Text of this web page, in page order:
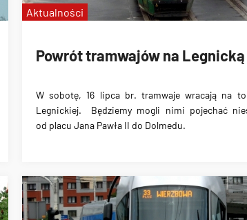
Powrót tramwajów na Legnicką
W sobotę,16 lipca br. tramwaje wracają na
Legnickiej. Będziemy mogli nimi pojechać
od placu Jana Pawła II do Dolmedu.
Aktualności